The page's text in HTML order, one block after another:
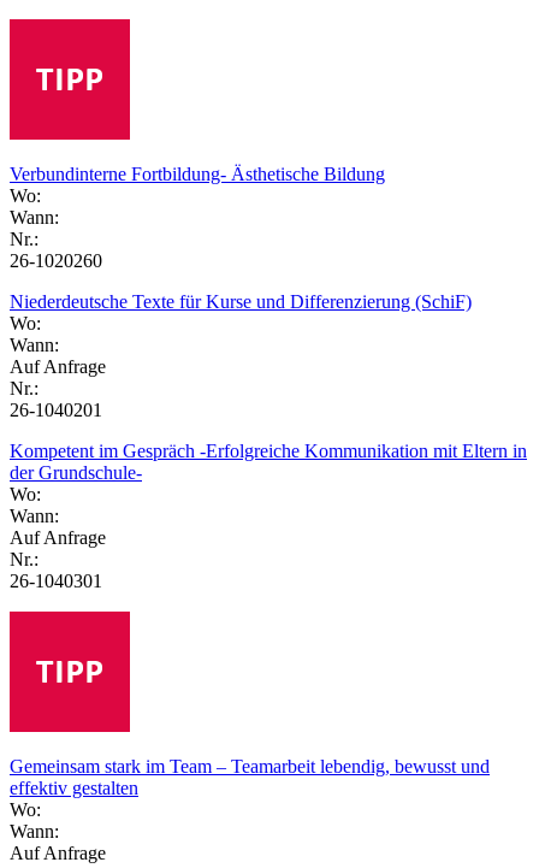
Verbundinterne Fortbildung- Ästhetische Bildung
Wo:
Wann:
Nr.:
26-1020260
Niederdeutsche Texte für Kurse und Differenzierung (SchiF)
Wo:
Wann:
Auf Anfrage
Nr.:
26-1040201
Kompetent im Gespräch -Erfolgreiche Kommunikation mit Eltern in
der Grundschule-
Wo:
Wann:
Auf Anfrage
Nr.:
26-1040301
Gemeinsam stark im Team – Teamarbeit lebendig, bewusst und
effektiv gestalten
Wo:
Wann:
Auf Anfrage